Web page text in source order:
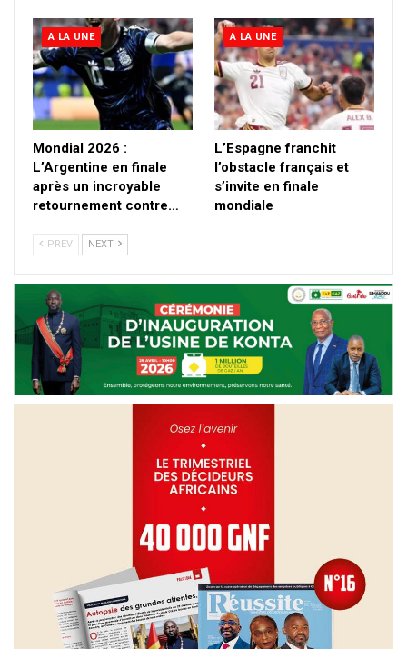
A LA UNE
Mondial 2026 :
L’Argentine en finale
après un incroyable
retournement contre…
A LA UNE
L’Espagne franchit
l’obstacle français et
s’invite en finale
mondiale
PREV NEXT